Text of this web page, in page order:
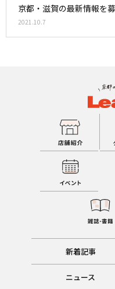
京都・滋賀の最新情報を
2021.10.7
新着記事
ニュース